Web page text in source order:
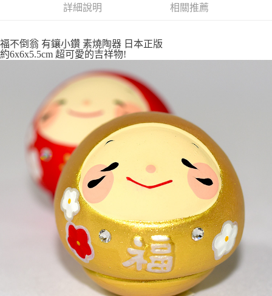
每筆NT$65，滿NT$999(含以上)免運費
每筆NT$65，滿NT$999(含以上)免運費
7-11取貨付款
每筆NT$65，滿NT$999(含以上)免運費
付款後7-11取貨
每筆NT$65，滿NT$999(含以上)免運費
每筆NT$100，滿NT$999(含以上)免運費
詳細說明 相關推薦
福不倒翁 有鑲小鑽 素燒陶器 日本正版
約6x6x5.5cm 超可愛的吉祥物!